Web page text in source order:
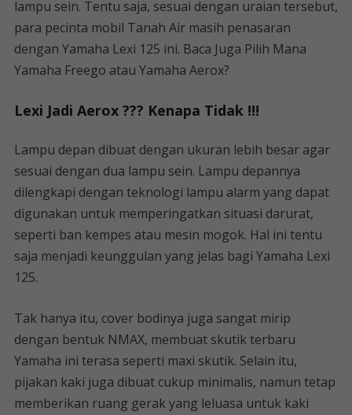
lampu sein. Tentu saja, sesuai dengan uraian tersebut,
para pecinta mobil Tanah Air masih penasaran
dengan Yamaha Lexi 125 ini. Baca Juga Pilih Mana
Yamaha Freego atau Yamaha Aerox?
Lexi Jadi Aerox ??? Kenapa Tidak !!!
Lampu depan dibuat dengan ukuran lebih besar agar
sesuai dengan dua lampu sein. Lampu depannya
dilengkapi dengan teknologi lampu alarm yang dapat
digunakan untuk memperingatkan situasi darurat,
seperti ban kempes atau mesin mogok. Hal ini tentu
saja menjadi keunggulan yang jelas bagi Yamaha Lexi
125.
Tak hanya itu, cover bodinya juga sangat mirip
dengan bentuk NMAX, membuat skutik terbaru
Yamaha ini terasa seperti maxi skutik. Selain itu,
pijakan kaki juga dibuat cukup minimalis, namun tetap
memberikan ruang gerak yang leluasa untuk kaki